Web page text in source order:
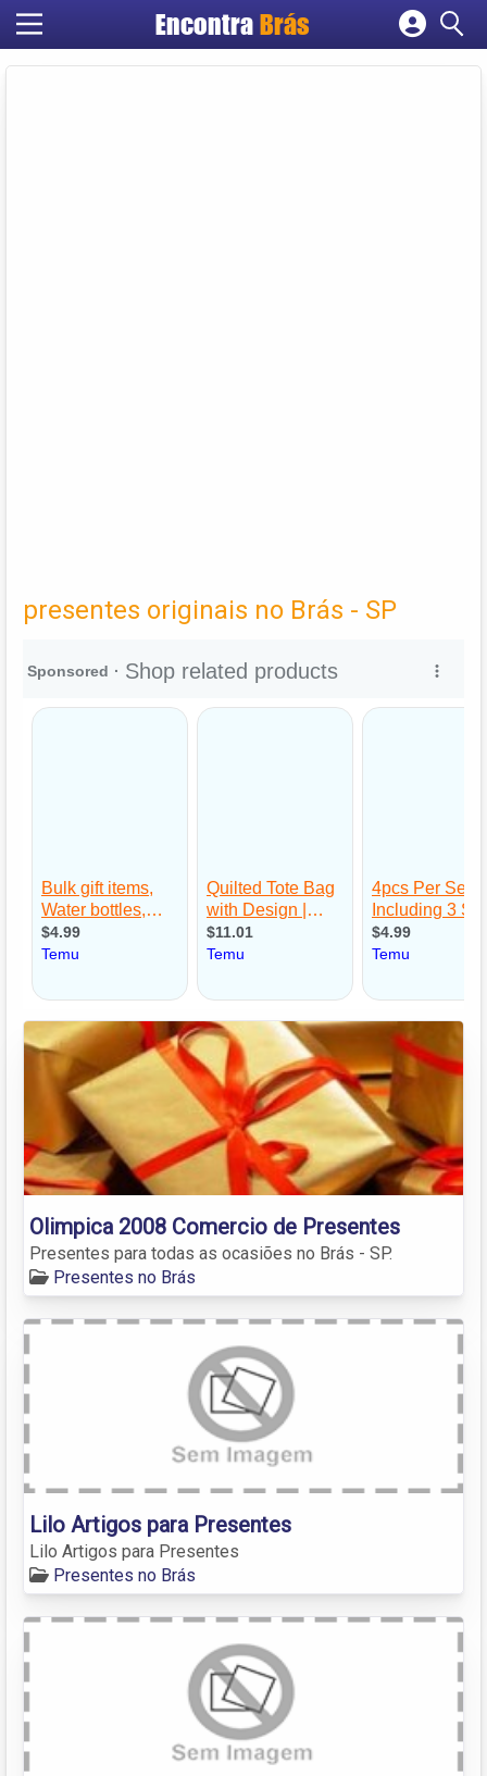
Encontra Brás
Cadastrar empresa
presentes originais no Brás - SP
Olimpica 2008 Comercio de Presentes
Presentes para todas as ocasiões no Brás - SP.
Presentes no Brás
Lilo Artigos para Presentes
Lilo Artigos para Presentes
Presentes no Brás